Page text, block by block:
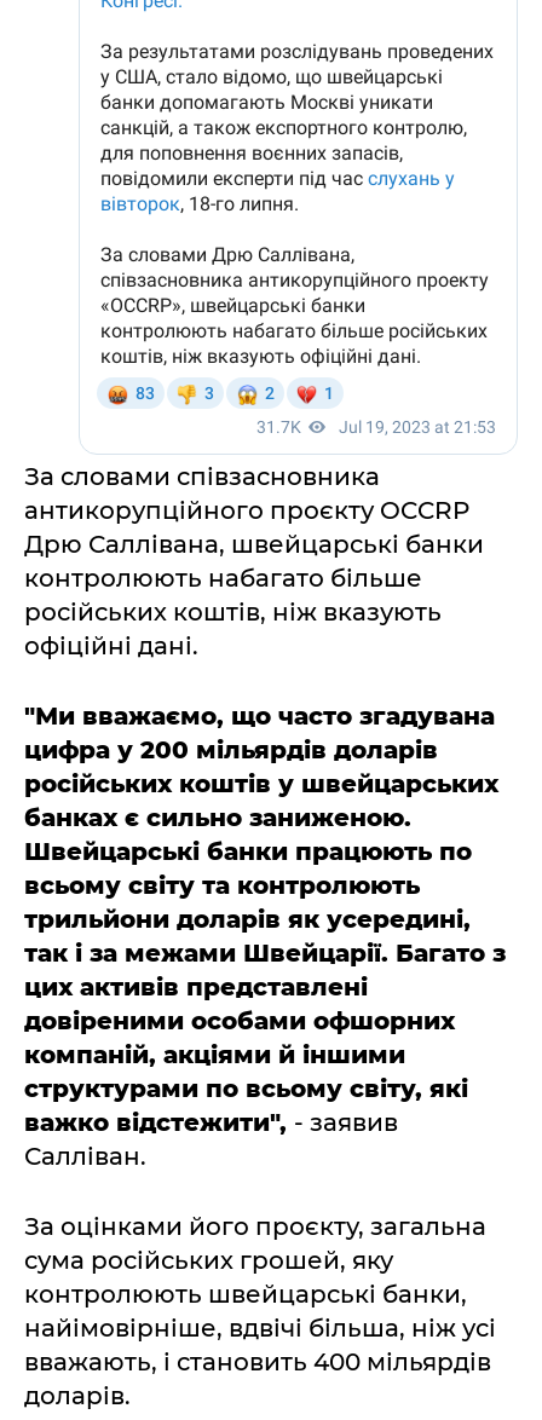
За словами співзасновника
антикорупційного проєкту OCCRP
Дрю Саллівана, швейцарські банки
контролюють набагато більше
російських коштів, ніж вказують
офіційні дані.
"Ми вважаємо, що часто згадувана
цифра у 200 мільярдів доларів
російських коштів у швейцарських
банках є сильно заниженою.
Швейцарські банки працюють по
всьому світу та контролюють
трильйони доларів як усередині,
так і за межами Швейцарії. Багато з
цих активів представлені
довіреними особами офшорних
компаній, акціями й іншими
структурами по всьому світу, які
важко відстежити", - заявив
Салліван.
За оцінками його проєкту, загальна
сума російських грошей, яку
контролюють швейцарські банки,
найімовірніше, вдвічі більша, ніж усі
вважають, і становить 400 мільярдів
доларів.